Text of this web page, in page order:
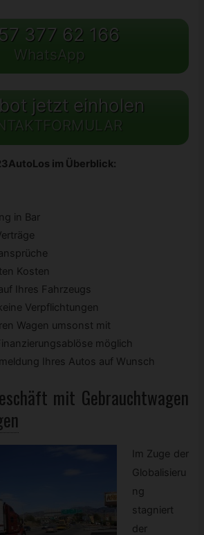
377 62 166
WhatsApp
jetzt einholen
im Überblick:
in Bar
Kosten
Ihres Fahrzeugs
Verpflichtungen
Wagen umsonst mit
möglich
Ihres Autos auf Wunsch
mit Gebrauchtwagen
Im Zuge der
Globalisieru
ng
stagniert
der